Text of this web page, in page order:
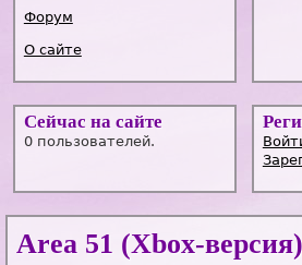
Форум
О сайте
Сейчас на сайте
0 пользователей.
Area 51 (Xbox-версия)